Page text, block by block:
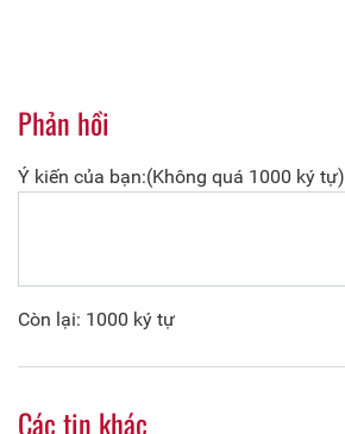
Phản hồi
Ý kiến của bạn:(Không quá 1000 ký tự)
Còn lại: 1000 ký tự
Các tin khác